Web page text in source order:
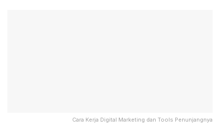
Cara Kerja Digital Marketing dan Tools Penunjangnya